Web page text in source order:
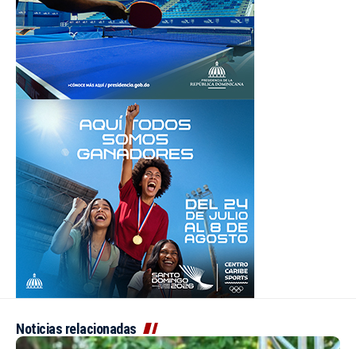
Noticias relacionadas